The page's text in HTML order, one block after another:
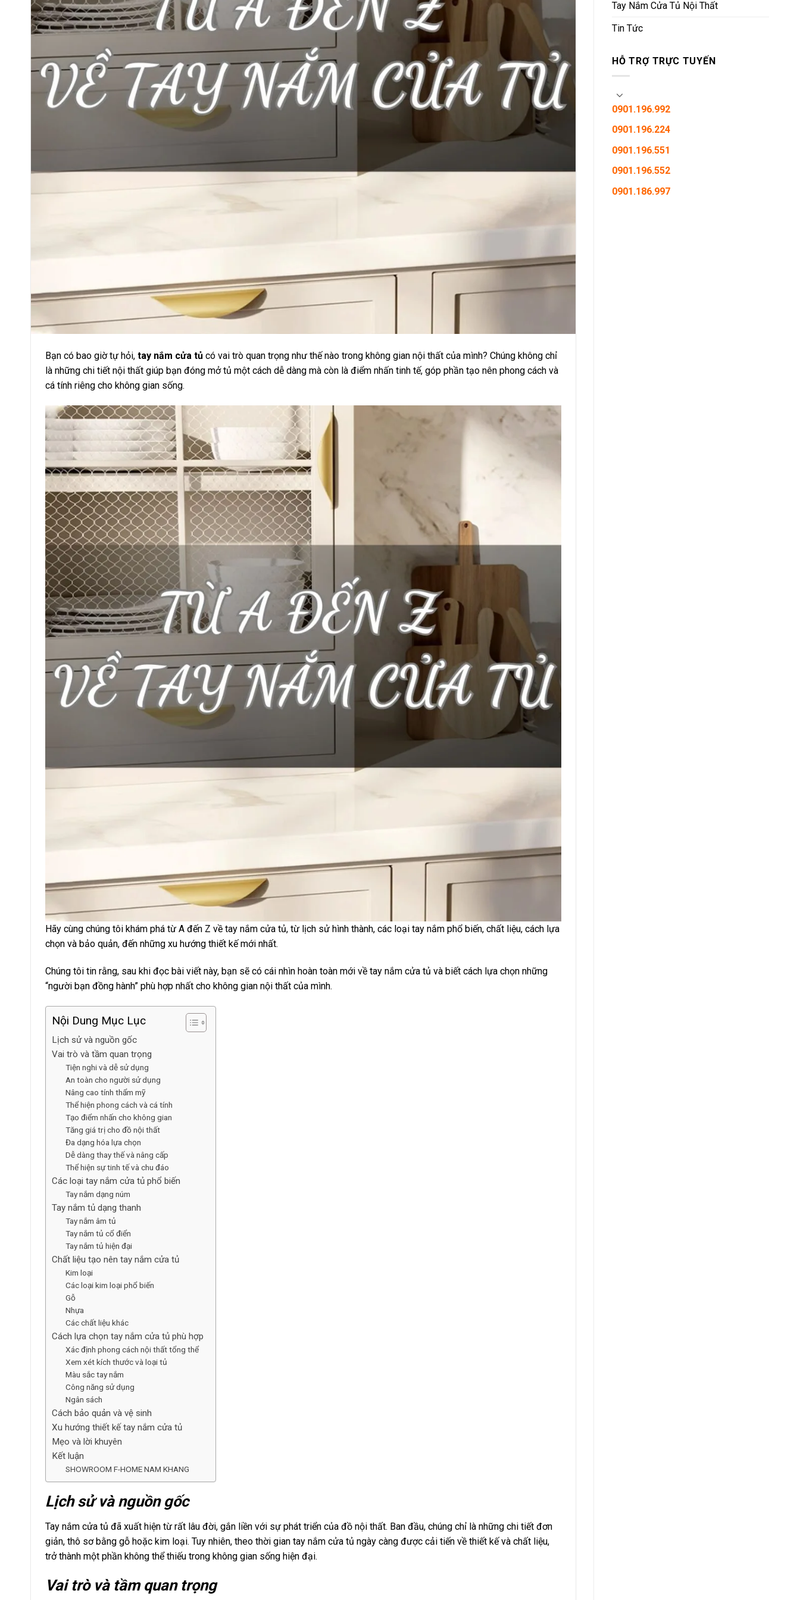
Bạn có bao giờ tự hỏi, tay nắm cửa tủ có vai trò quan trọng như thế nào trong không gian nội thất của mình? Chúng không chỉ
là những chi tiết nội thất giúp bạn đóng mở tủ một cách dễ dàng mà còn là điểm nhấn tinh tế, góp phần tạo nên phong cách và
cá tính riêng cho không gian sống.
Hãy cùng chúng tôi khám phá từ A đến Z về tay nắm cửa tủ, từ lịch sử hình thành, các loại tay nắm phổ biến, chất liệu, cách lựa
chọn và bảo quản, đến những xu hướng thiết kế mới nhất.
Chúng tôi tin rằng, sau khi đọc bài viết này, bạn sẽ có cái nhìn hoàn toàn mới về tay nắm cửa tủ và biết cách lựa chọn những
“người bạn đồng hành” phù hợp nhất cho không gian nội thất của mình.
Nội Dung Mục Lục
Lịch sử và nguồn gốc
Vai trò và tầm quan trọng
Tiện nghi và dễ sử dụng
An toàn cho người sử dụng
Nâng cao tính thẩm mỹ
Thể hiện phong cách và cá tính
Tạo điểm nhấn cho không gian
Tăng giá trị cho đồ nội thất
Đa dạng hóa lựa chọn
Dễ dàng thay thế và nâng cấp
Thể hiện sự tinh tế và chu đáo
Các loại tay nắm cửa tủ phổ biến
Tay nắm dạng núm
Tay nắm tủ dạng thanh
Tay nắm âm tủ
Tay nắm tủ cổ điển
Tay nắm tủ hiện đại
Chất liệu tạo nên tay nắm cửa tủ
Kim loại
Các loại kim loại phổ biến
Gỗ
Nhựa
Các chất liệu khác
Cách lựa chọn tay nắm cửa tủ phù hợp
Xác định phong cách nội thất tổng thể
Xem xét kích thước và loại tủ
Màu sắc tay nắm
Công năng sử dụng
Ngân sách
Cách bảo quản và vệ sinh
Xu hướng thiết kế tay nắm cửa tủ
Mẹo và lời khuyên
Kết luận
SHOWROOM F-HOME NAM KHANG
Lịch sử và nguồn gốc
Tay nắm cửa tủ đã xuất hiện từ rất lâu đời, gắn liền với sự phát triển của đồ nội thất. Ban đầu, chúng chỉ là những chi tiết đơn
giản, thô sơ bằng gỗ hoặc kim loại. Tuy nhiên, theo thời gian tay nắm cửa tủ ngày càng được cải tiến về thiết kế và chất liệu,
trở thành một phần không thể thiếu trong không gian sống hiện đại.
Vai trò và tầm quan trọng
Tay Nắm Cửa Tủ Nội Thất
Tin Tức
HỖ TRỢ TRỰC TUYẾN
0901.196.992
0901.196.224
0901.196.551
0901.196.552
0901.186.997